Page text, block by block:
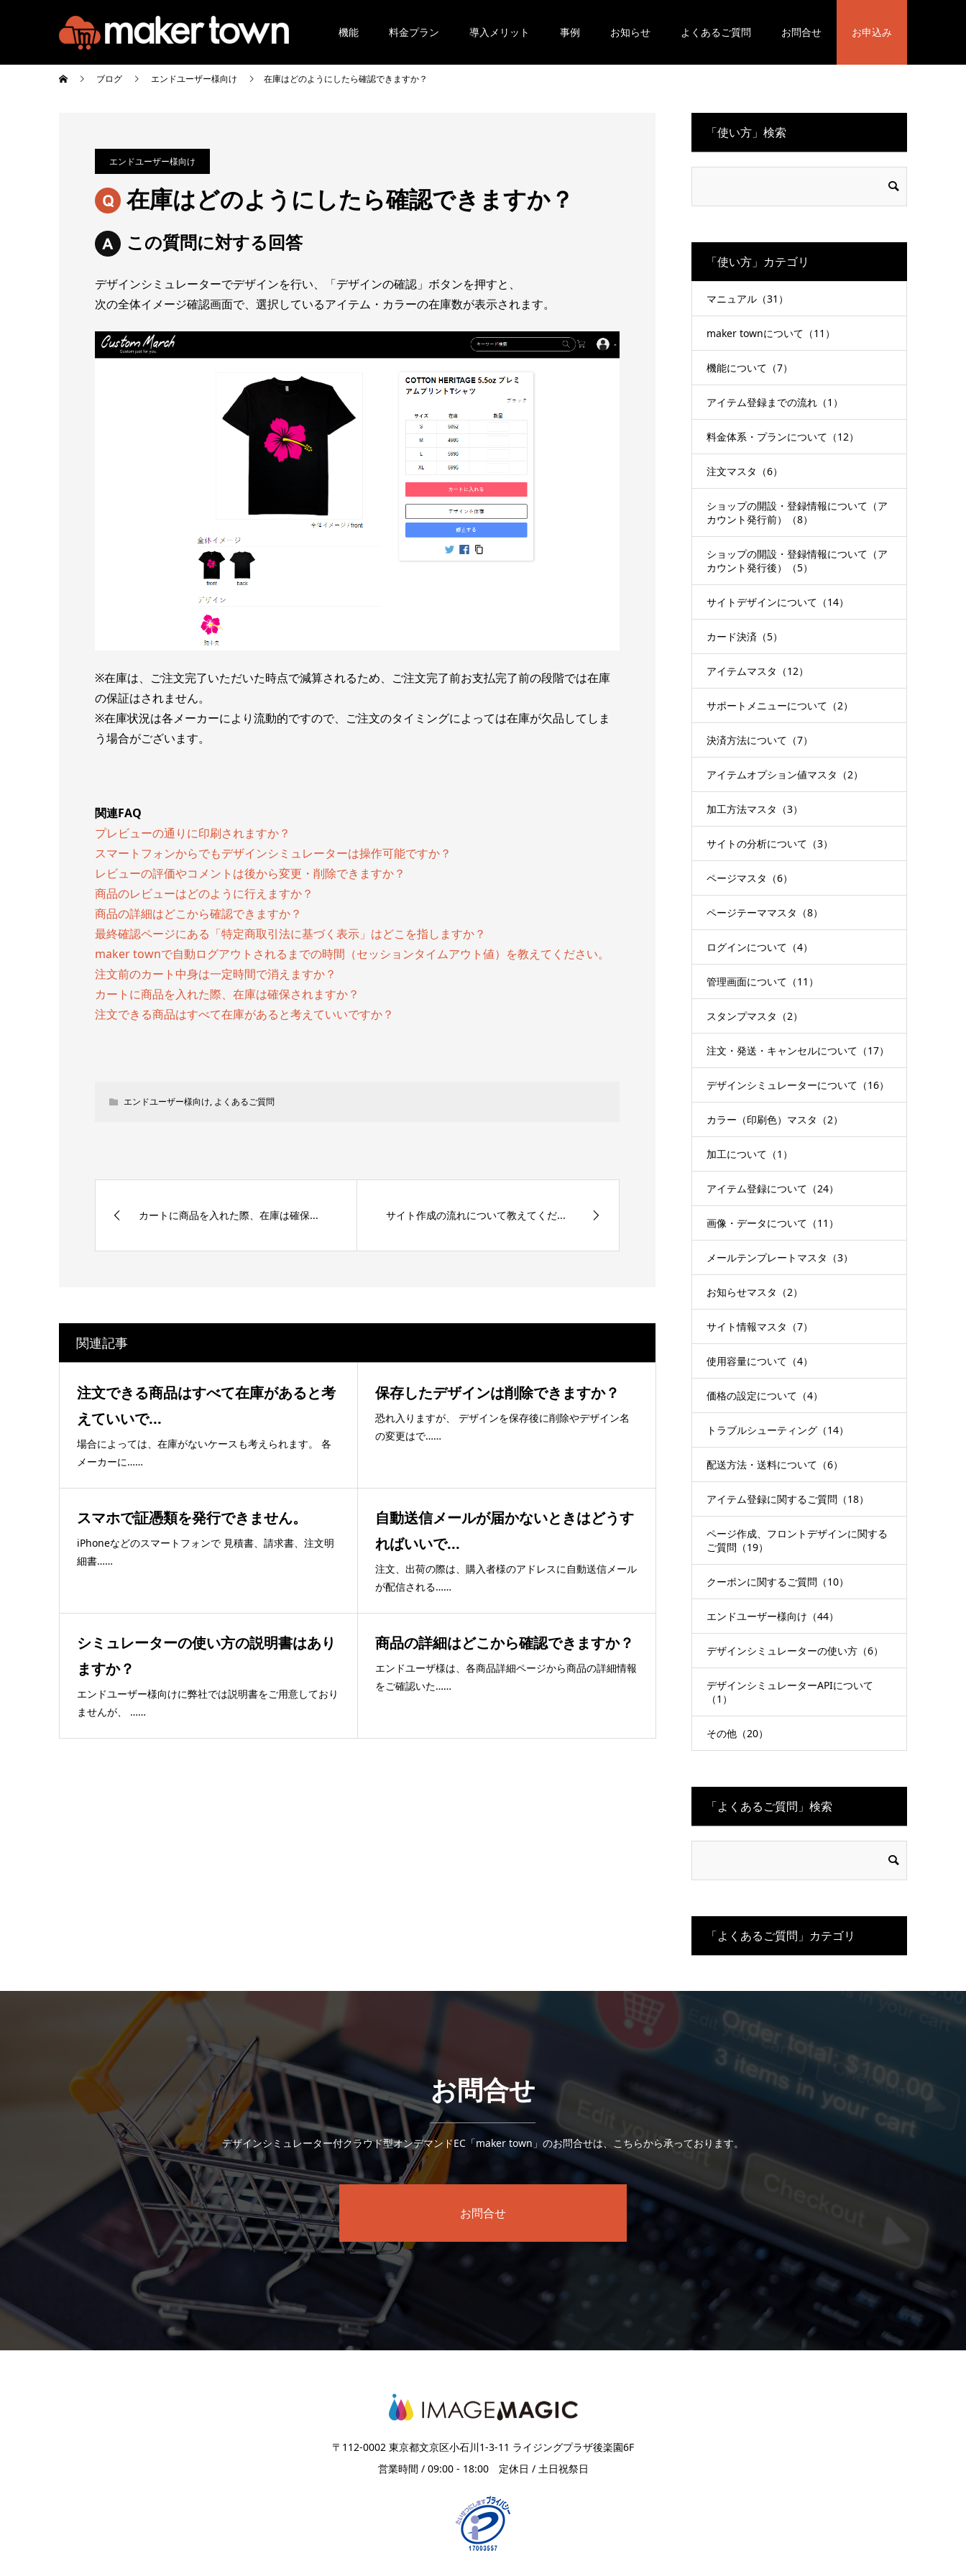
機能 料金プラン 導入メリット 事例 お知らせ よくあるご質問 お問合せ お申込み
ブログ エンドユーザー様向け 在庫はどのようにしたら確認できますか？
エンドユーザー様向け
在庫はどのようにしたら確認できますか？
この質問に対する回答
デザインシミュレーターでデザインを行い、「デザインの確認」ボタンを押すと、
次の全体イメージ確認画面で、選択しているアイテム・カラーの在庫数が表示されます。
※在庫は、ご注文完了いただいた時点で減算されるため、ご注文完了前お支払完了前の段階では在庫
の保証はされません。
※在庫状況は各メーカーにより流動的ですので、ご注文のタイミングによっては在庫が欠品してしま
う場合がございます。
関連FAQ
プレビューの通りに印刷されますか？
スマートフォンからでもデザインシミュレーターは操作可能ですか？
レビューの評価やコメントは後から変更・削除できますか？
商品のレビューはどのように行えますか？
商品の詳細はどこから確認できますか？
最終確認ページにある「特定商取引法に基づく表示」はどこを指しますか？
maker townで自動ログアウトされるまでの時間（セッションタイムアウト値）を教えてください。
注文前のカート中身は一定時間で消えますか？
カートに商品を入れた際、在庫は確保されますか？
注文できる商品はすべて在庫があると考えていいですか？
エンドユーザー様向け, よくあるご質問
カートに商品を入れた際、在庫は確保... サイト作成の流れについて教えてくだ...
関連記事
注文できる商品はすべて在庫があると考
えていいで...
場合によっては、在庫がないケースも考えられます。 各
メーカーに……
保存したデザインは削除できますか？
恐れ入りますが、 デザインを保存後に削除やデザイン名
の変更はで……
スマホで証憑類を発行できません。
iPhoneなどのスマートフォンで 見積書、請求書、注文明
細書……
自動送信メールが届かないときはどうす
ればいいで...
注文、出荷の際は、購入者様のアドレスに自動送信メール
が配信される……
シミュレーターの使い方の説明書はあり
ますか？
エンドユーザー様向けに弊社では説明書をご用意しており
ませんが、 ……
商品の詳細はどこから確認できますか？
エンドユーザ様は、各商品詳細ページから商品の詳細情報
をご確認いた……
「使い方」検索
「使い方」カテゴリ
マニュアル（31）
maker townについて（11）
機能について（7）
アイテム登録までの流れ（1）
料金体系・プランについて（12）
注文マスタ（6）
ショップの開設・登録情報について（ア
カウント発行前）（8）
ショップの開設・登録情報について（ア
カウント発行後）（5）
サイトデザインについて（14）
カード決済（5）
アイテムマスタ（12）
サポートメニューについて（2）
決済方法について（7）
アイテムオプション値マスタ（2）
加工方法マスタ（3）
サイトの分析について（3）
ページマスタ（6）
ページテーママスタ（8）
ログインについて（4）
管理画面について（11）
スタンプマスタ（2）
注文・発送・キャンセルについて（17）
デザインシミュレーターについて（16）
カラー（印刷色）マスタ（2）
加工について（1）
アイテム登録について（24）
画像・データについて（11）
メールテンプレートマスタ（3）
お知らせマスタ（2）
サイト情報マスタ（7）
使用容量について（4）
価格の設定について（4）
トラブルシューティング（14）
配送方法・送料について（6）
アイテム登録に関するご質問（18）
ページ作成、フロントデザインに関する
ご質問（19）
クーポンに関するご質問（10）
エンドユーザー様向け（44）
デザインシミュレーターの使い方（6）
デザインシミュレーターAPIについて
（1）
その他（20）
「よくあるご質問」検索
「よくあるご質問」カテゴリ
お問合せ
デザインシミュレーター付クラウド型オンデマンドEC「maker town」のお問合せは、こちらから承っております。
お問合せ
〒112-0002 東京都文京区小石川1-3-11 ライジングプラザ後楽園6F
営業時間 / 09:00 - 18:00 定休日 / 土日祝祭日